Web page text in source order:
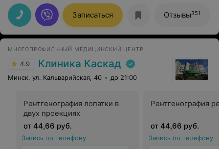
высматривать все пятнышки, доводя до идеала. Больно
не было. После процедуры покрыла зубы фторлаком.
Сейчас у меня приятное ощущение чистых зубов.
Отдельно хочется отметить работу медсестры
Татьяны, хорошо ассистировала. Создала мне комфорт,
хотите белоснежную улыбку без налёта рекомендую
Марину Викторовну, не пожалеете. Считаю, что лучше
вовремя сделать профилактическую чистку, чем потом
лечить.
Записаться Отзывы351
МНОГОПРОФИЛЬНЫЙ МЕДИЦИНСКИЙ ЦЕНТР
4.9 Клиника Каскад
Минск, ул. Кальварийская, 40 до 21:00
Рентгенография лопатки в
двух проекциях
от 44,66 руб.
Запись по телефону
Рентгенография
от 44,66 руб.
Запись по телефону